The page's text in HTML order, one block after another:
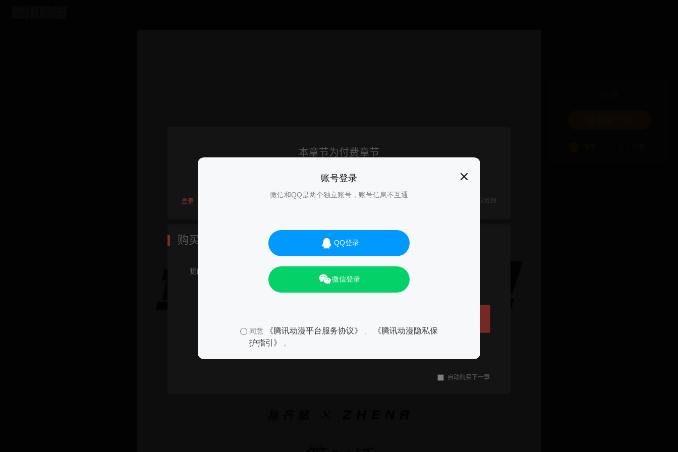
账号登录
微信和QQ是两个独立账号，账号信息不互通
QQ登录
微信登录
同意 《腾讯动漫平台服务协议》
《腾讯动漫隐私保
护指引》
。